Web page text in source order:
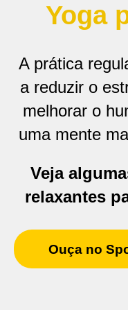
Yoga
A prática
a reduzir o
melhorar o
uma mente
Veja
relaxantes
Ouça no